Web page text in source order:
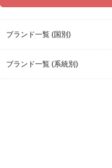
ブランド一覧 (国別)
ブランド一覧 (系統別)